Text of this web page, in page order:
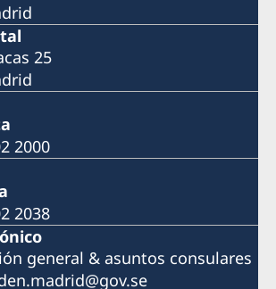
25
2000
2038
general & asuntos consulares